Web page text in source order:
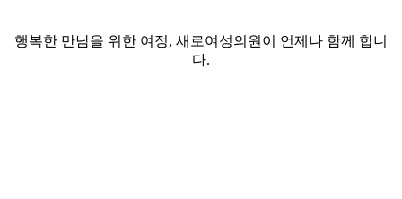
행복한 만남을 위한 여정, 새로여성의원이 언제나 함께 합니
다.